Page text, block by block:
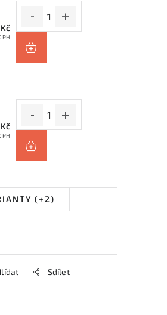
(+2)
Sdílet